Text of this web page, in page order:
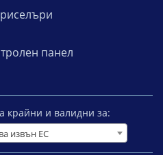
панел
крайни и валидни за:
извън ЕС